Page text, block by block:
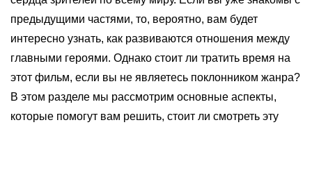
предыдущими частями, то, вероятно, вам будет
интересно узнать, как развиваются отношения между
главными героями. Однако стоит ли тратить время на
этот фильм, если вы не являетесь поклонником жанра?
В этом разделе мы рассмотрим основные аспекты,
которые помогут вам решить, стоит ли смотреть эту